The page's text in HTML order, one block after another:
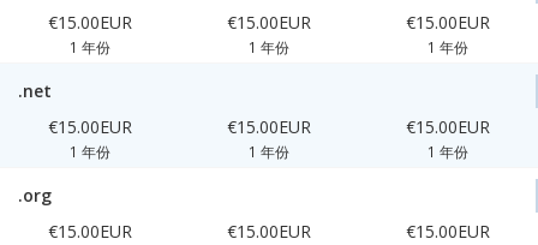
€15.00EUR
1 年份
€15.00EUR
1 年份
€15.00EUR
1 年份
.net
€15.00EUR
1 年份
€15.00EUR
1 年份
€15.00EUR
1 年份
.org
€15.00EUR
€15.00EUR €15.00EUR